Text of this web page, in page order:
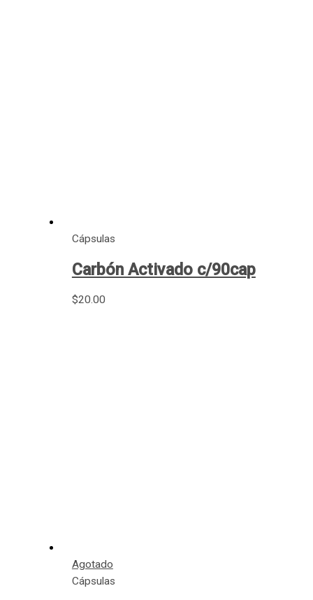
Cápsulas
Carbón Activado c/90cap
$20.00
Agotado
Cápsulas